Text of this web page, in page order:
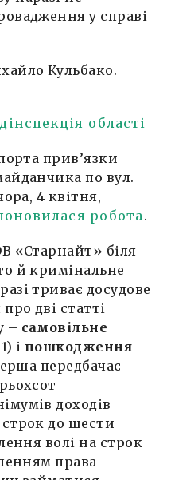
у справі
Кульбако.
області
прив’язки
по вул.
4 квітня,
робота.
«Старнайт» біля
й кримінальне
триває досудове
дві статті
– самовільне
і пошкодження
передбачає
доходів
до шести
волі на строк
права